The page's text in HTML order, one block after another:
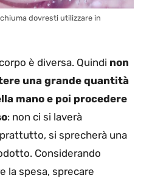
dovresti utilizzare in
è diversa. Quindi non
una grande quantità
mano e poi procedere
: non ci si laverà
si sprecherà una
Considerando
la spesa, sprecare